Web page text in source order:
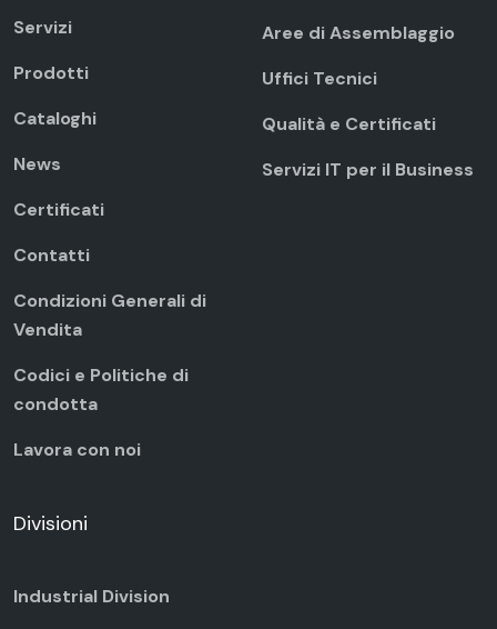
Servizi
Prodotti
Cataloghi
News
Certificati
Contatti
Condizioni Generali di
Vendita
Codici e Politiche di
condotta
Lavora con noi
Aree di Assemblaggio
Uffici Tecnici
Qualità e Certificati
Servizi IT per il Business
Divisioni
Industrial Division